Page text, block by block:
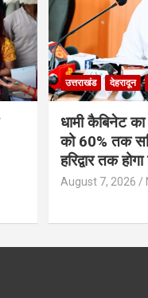
उत्तराखंड देहरादून
​धामी कैबिनेट
को 60% तक
हरिद्वार तक होगा
August 7, 2026